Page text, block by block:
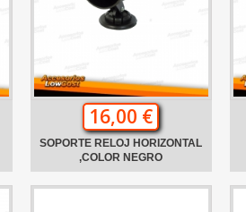
16,00 €
SOPORTE RELOJ HORIZONTAL
,COLOR NEGRO